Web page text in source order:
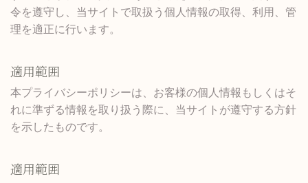
令を遵守し、当サイトで取扱う個人情報の取得、利用、管
理を適正に行います。
適用範囲
本プライバシーポリシーは、お客様の個人情報もしくはそ
れに準ずる情報を取り扱う際に、当サイトが遵守する方針
を示したものです。
適用範囲